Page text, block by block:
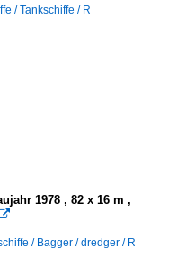
/ Tankschiffe / R
1978 , 82 x 16 m ,
/ Bagger / dredger / R